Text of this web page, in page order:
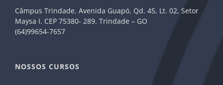
Câmpus Trindade. Avenida Guapó, Qd. 45, Lt. 02, Setor
Maysa I. CEP 75380- 289. Trindade – GO
(64)99654-7657
NOSSOS CURSOS